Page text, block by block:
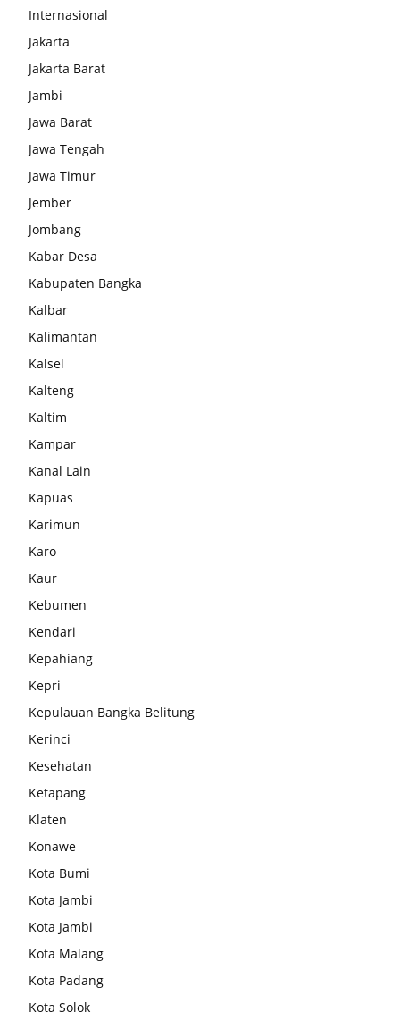
Internasional
Jakarta
Jakarta Barat
Jambi
Jawa Barat
Jawa Tengah
Jawa Timur
Jember
Jombang
Kabar Desa
Kabupaten Bangka
Kalbar
Kalimantan
Kalsel
Kalteng
Kaltim
Kampar
Kanal Lain
Kapuas
Karimun
Karo
Kaur
Kebumen
Kendari
Kepahiang
Kepri
Kepulauan Bangka Belitung
Kerinci
Kesehatan
Ketapang
Klaten
Konawe
Kota Bumi
Kota Jambi
Kota Jambi
Kota Malang
Kota Padang
Kota Solok